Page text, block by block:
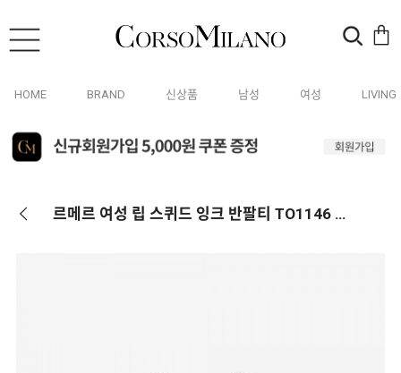
HOME BRAND 신상품 남성 여성 LIVING
르메르 여성 립 스퀴드 잉크 반팔티 TO1146 LJ1016 998